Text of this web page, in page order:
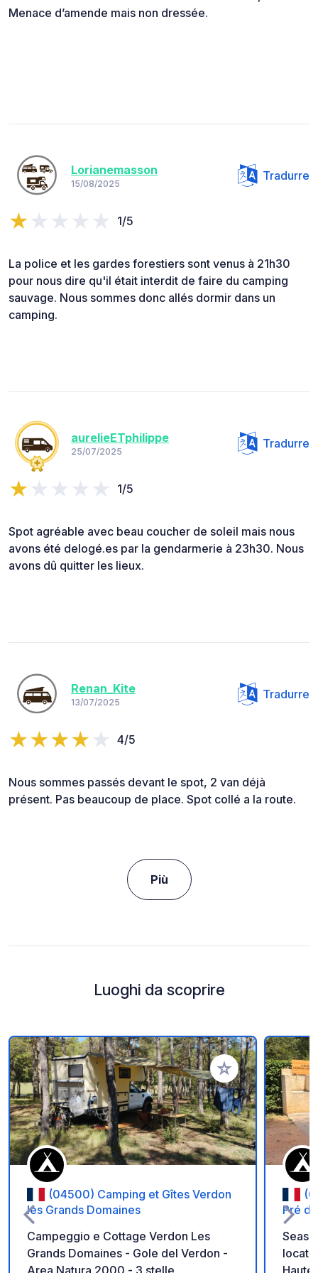
Menace d’amende mais non dressée.
Lorianemasson
15/08/2025
Tradurre
1/5
La police et les gardes forestiers sont venus à 21h30
pour nous dire qu'il était interdit de faire du camping
sauvage. Nous sommes donc allés dormir dans un
camping.
aurelieETphilippe
25/07/2025
Tradurre
1/5
Spot agréable avec beau coucher de soleil mais nous
avons été delogé.es par la gendarmerie à 23h30. Nous
avons dû quitter les lieux.
Renan_Kite
13/07/2025
Tradurre
4/5
Nous sommes passés devant le spot, 2 van déjà
présent. Pas beaucoup de place. Spot collé a la route.
Più
Luoghi da scoprire
Aggiungi ai tuoi
(04500) Camping et Gîtes Verdon
les Grands Domaines
Campeggio e Cottage Verdon Les
Grands Domaines - Gole del Verdon -
Area Natura 2000 - 3 stelle
Pré